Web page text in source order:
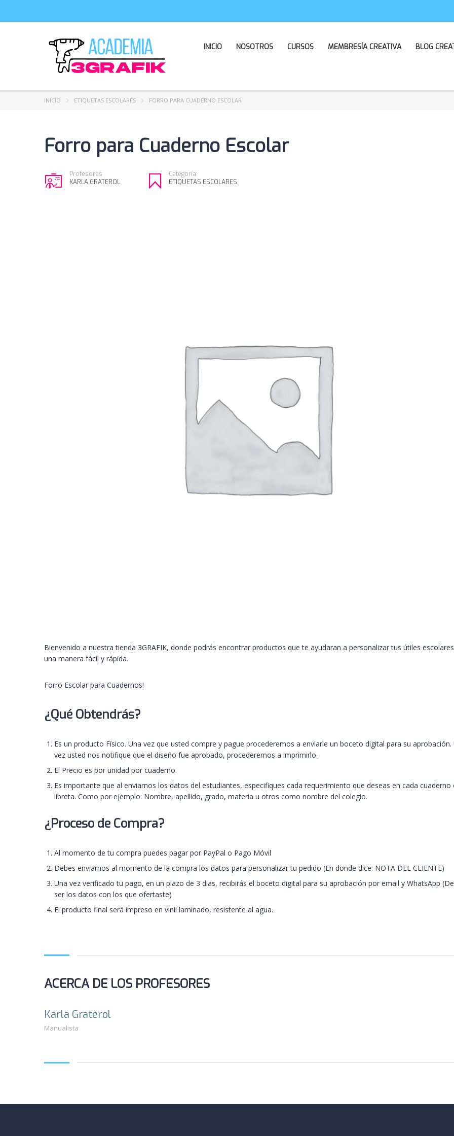
INICIO NOSOTROS CURSOS MEMBRESÍA CREATIVA BLOG
INICIO ETIQUETAS ESCOLARES FORRO PARA CUADERNO ESCOLAR
Forro para Cuaderno Escolar
Profesores
KARLA GRATEROL
Categoría:
ETIQUETAS ESCOLARES
Bienvenido a nuestra tienda 3GRAFIK, donde podrás encontrar productos que te ayudaran a personalizar tus útiles
una manera fácil y rápida.
Forro Escolar para Cuadernos!
¿Qué Obtendrás?
Es un producto Físico. Una vez que usted compre y pague procederemos a enviarle un boceto digital para su aprobación.
vez usted nos notifique que el diseño fue aprobado, procederemos a imprimirlo.
El Precio es por unidad por cuaderno.
Es importante que al enviarnos los datos del estudiantes, especifiques cada requerimiento que deseas en cada cuaderno
libreta. Como por ejemplo: Nombre, apellido, grado, materia u otros como nombre del colegio.
¿Proceso de Compra?
Al momento de tu compra puedes pagar por PayPal o Pago Móvil
Debes enviarnos al momento de la compra los datos para personalizar tu pedido (En donde dice: NOTA DEL CLIENTE)
Una vez verificado tu pago, en un plazo de 3 dias, recibirás el boceto digital para su aprobación por email y WhatsApp
ser los datos con los que ofertaste)
El producto final será impreso en vinil laminado, resistente al agua.
ACERCA DE LOS PROFESORES
Karla Graterol
Manualista